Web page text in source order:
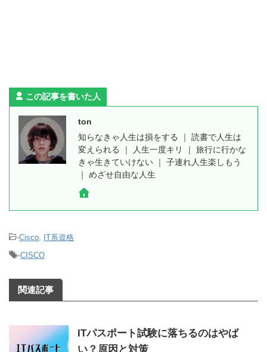
この記事を書いた人
ton
知らなきゃ人生は損をする ｜ 読書で人生は
変えられる ｜ 人生一度キリ ｜ 旅行に行かな
きゃ生きていけない ｜ 子連れ人生楽しもう
｜ めざせ自由な人生
-Cisco
IT系資格
-CISCO
関連記事
ITパスポート試験に落ちるのはやば
い？原因と対策